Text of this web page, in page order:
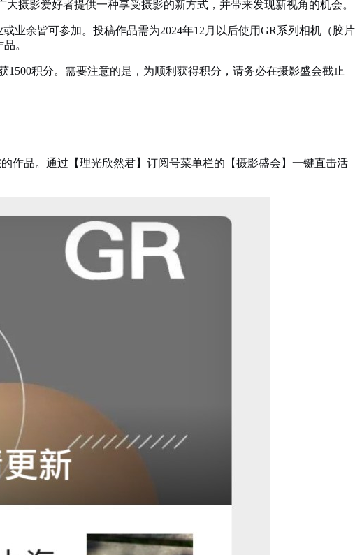
摄影爱好者提供一种享受摄影的新方式，并带来发现新视角的机会。
业余皆可参加。投稿作品需为2024年12月以后使用GR系列相机（胶片
。
积分。需要注意的是，为顺利获得积分，请务必在摄影盛会截止
作品。通过【理光欣然君】订阅号菜单栏的【摄影盛会】一键直击活